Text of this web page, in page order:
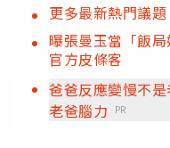
更多最新熱門議
曝張曼玉當「飯
官方皮條客
爸爸反應變慢不
老爸腦力
PR